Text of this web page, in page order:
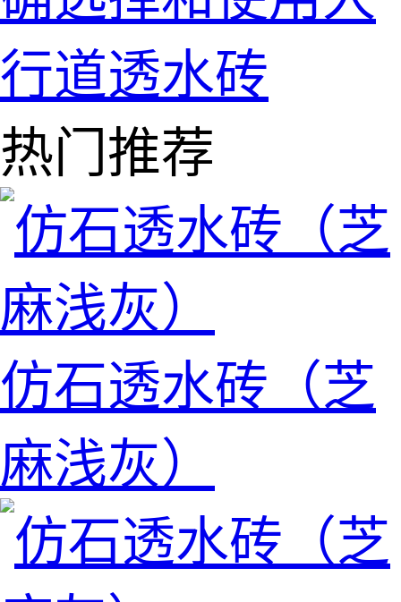
行道透水砖
热门推荐
仿石透水砖（芝
麻浅灰）